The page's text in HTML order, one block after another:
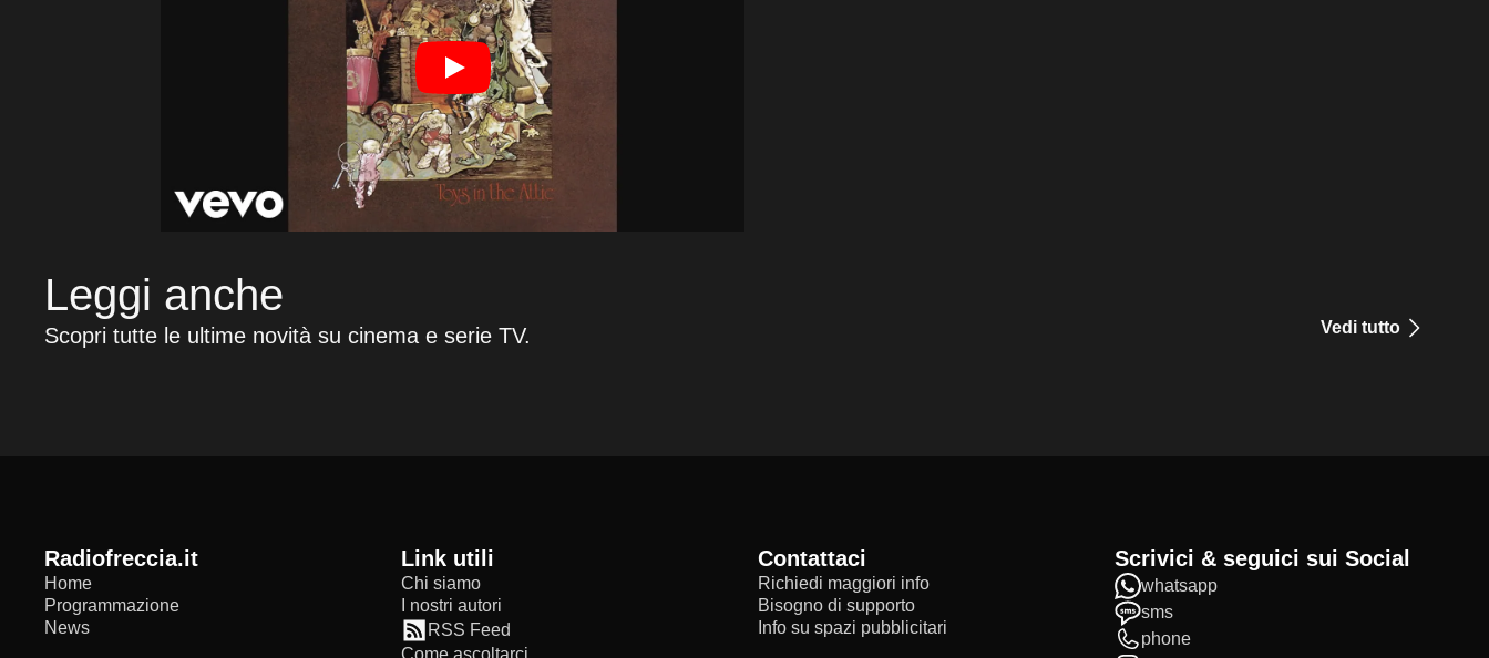
Leggi anche
Scopri tutte le ultime novità su cinema e serie TV. Vedi tutto
radiofreccia.it
Home
Programmazione
News
Link utili
Chi siamo
I nostri autori
RSS Feed
Come ascoltarci
Contattaci
Richiedi maggiori info
Bisogno di supporto
Info su spazi pubblicitari
Scrivici & seguici sui Social
whatsapp
sms
phone